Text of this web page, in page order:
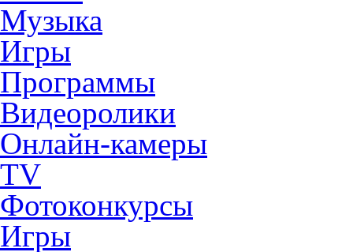
Музыка
Игры
Программы
Видеоролики
Онлайн-камеры
TV
Фотоконкурсы
Игры